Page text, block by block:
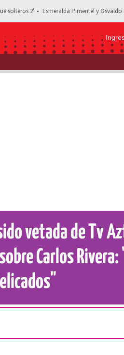
solteros 2' Esmeralda Pimentel y Osvaldo
de Tv Azteca tras declaraciones
vetada de Tv
Carlos Rivera: